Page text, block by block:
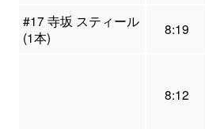
#17 寺坂 スティール
(1本)
8:19
8:12